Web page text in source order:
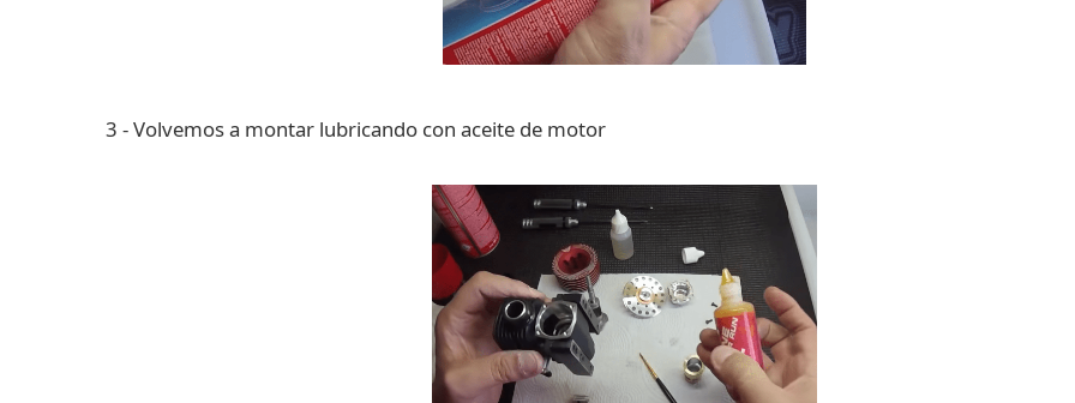
3 - Volvemos a montar lubricando con aceite de motor